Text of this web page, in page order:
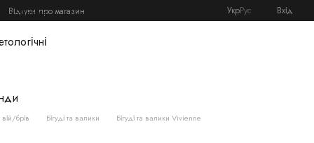
Відгуки про магазин УкрРус Вхід
майстра
брів Бігуді та валики
Бігуді та валики Vivienne